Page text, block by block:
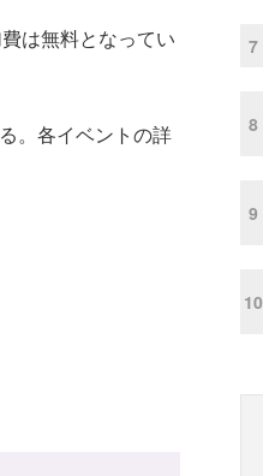
は無料となってい
。各イベントの詳
7
8
9
10